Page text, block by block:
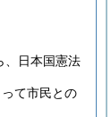
、日本国憲法
て市民との